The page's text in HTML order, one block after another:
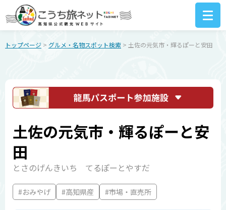
トップページ > グルメ・名物スポット検索 > 土佐の元気市・輝るぽーと安田
土佐の元気市・輝るぽーと安
田
とさのげんきいち てるぽーとやすだ
#おみやげ #高知県産 #市場・直売所